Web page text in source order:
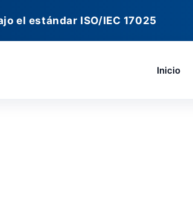
el estándar ISO/IEC 17025
Inicio